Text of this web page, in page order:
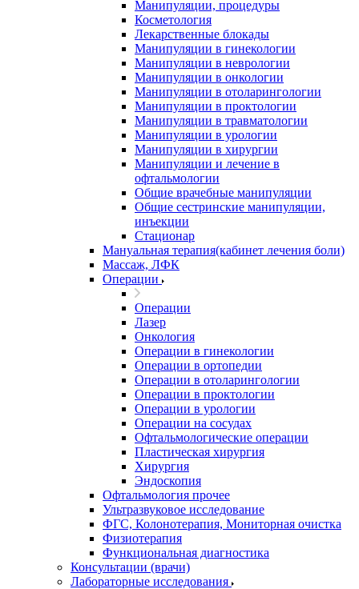
Манипуляции, процедуры
Косметология
Лекарственные блокады
Манипуляции в гинекологии
Манипуляции в неврологии
Манипуляции в онкологии
Манипуляции в отоларингологии
Манипуляции в проктологии
Манипуляции в травматологии
Манипуляции в урологии
Манипуляции в хирургии
Манипуляции и лечение в
офтальмологии
Общие врачебные манипуляции
Общие сестринские манипуляции,
инъекции
Стационар
Мануальная терапия(кабинет лечения боли)
Массаж, ЛФК
Операции
Операции
Лазер
Онкология
Операции в гинекологии
Операции в ортопедии
Операции в отоларингологии
Операции в проктологии
Операции в урологии
Операции на сосудах
Офтальмологические операции
Пластическая хирургия
Хирургия
Эндоскопия
Офтальмология прочее
Ультразвуковое исследование
ФГС, Колонотерапия, Мониторная очистка
Физиотерапия
Функциональная диагностика
Консультации (врачи)
Лабораторные исследования